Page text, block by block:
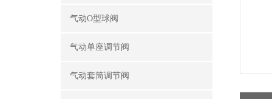
气动O型球阀
气动单座调节阀
气动套筒调节阀